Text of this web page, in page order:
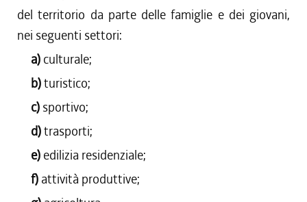
del territorio da parte delle famiglie e dei giovani,
nei seguenti settori:
a) culturale;
b)turistico;
c) sportivo;
d)trasporti;
e) edilizia residenziale;
f) attività produttive;